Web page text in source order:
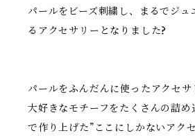
パールをビーズ刺繍し、まるでジ
るアクセサリーとなりました?
パールをふんだんに使ったアクセサ
大好きなモチーフをたくさんの詰
で作り上げた”ここにしかないアク